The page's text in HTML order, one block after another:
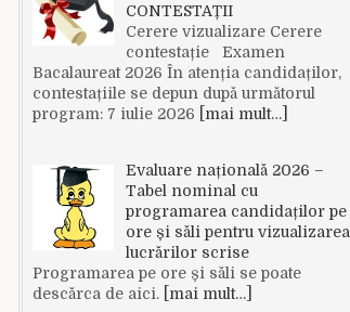
CONTESTAȚII
Cerere vizualizare Cerere
contestație Examen
Bacalaureat 2026 În atenția candidaților,
contestațiile se depun după următorul
program: 7 iulie 2026
[mai mult…]
Evaluare națională 2026 –
Tabel nominal cu
programarea candidaților pe
ore și săli pentru vizualizarea
lucrărilor scrise
Programarea pe ore și săli se poate
descărca de aici. [mai mult…]